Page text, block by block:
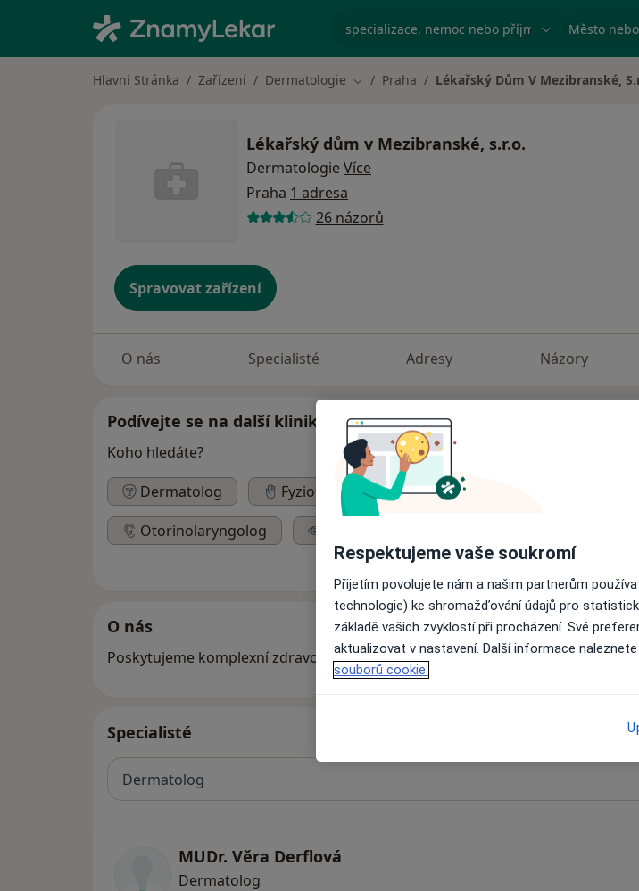
specializace, nemoc nebo příjmení Město
Hlavní Stránka Zařízení Dermatologie Změna města
Praha Lékařský Dům V Mezibranské,
Lékařský dům v Mezibranské, s.r.o.
Dermatologie Více
Praha 1 adresa
26 názorů
Spravovat zařízení
O nás Specialisté Adresy Názory
Podívejte se na další kliniky
Koho hledáte?
Dermatolog
Fyzioterapeut
Gynekolog
Otorinolaryngolog
O nás
Poskytujeme komplexní zdravotnické péče.
Specialisté Ověřte svou
Dermatolog
MUDr. Věra Derflová
Dermatolog
Respektujeme vaše soukromí
Přijetím povolujete nám a našim partnerům
technologie) ke shromažďování údajů pro
základě vašich zvyklostí při procházení. Své
aktualizovat v nastavení. Další informace
souborů cookie.